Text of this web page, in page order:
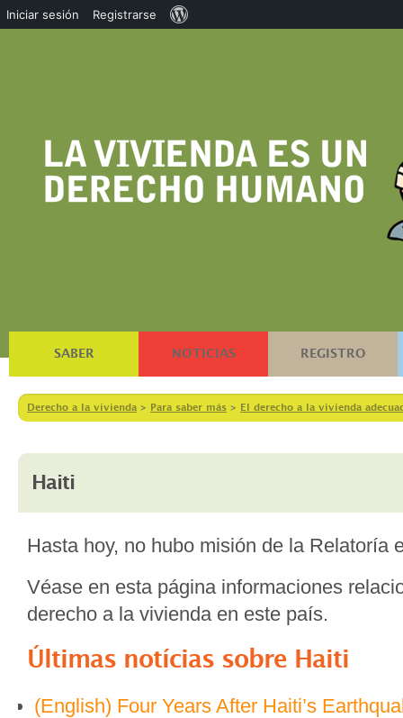
SABER NOTICIAS REGISTRO
Derecho a la vivienda > Para saber más > El derecho a la vivienda
Haiti
Hasta hoy, no hubo misión de la Relatoría
Véase en esta página informaciones
derecho a la vivienda en este país.
Últimas notícias sobre Haiti
(English) Four Years After Haiti’s
Iniciar sesión Registrarse